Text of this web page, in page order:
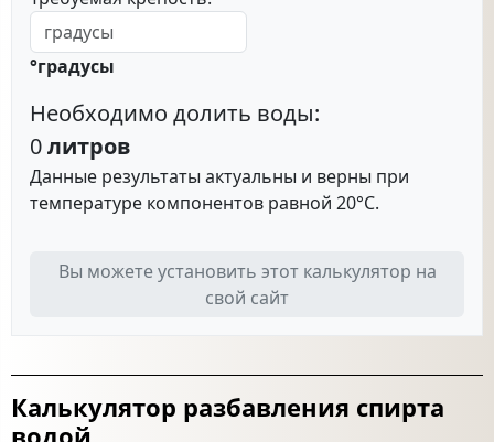
Калькулятор разбавления спирта
водой